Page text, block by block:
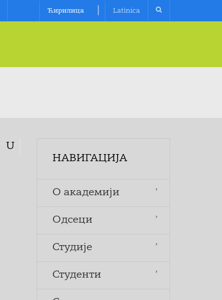
Ћирилица Latinica
U
НАВИГАЦИЈА
O aкадемији
Одсеци
Студије
Студенти